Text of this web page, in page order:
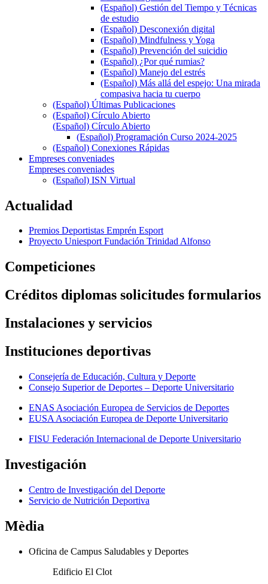
(Español) Gestión del Tiempo y Técnicas
de estudio
(Español) Desconexión digital
(Español) Mindfulness y Yoga
(Español) Prevención del suicidio
(Español) ¿Por qué rumias?
(Español) Manejo del estrés
(Español) Más allá del espejo: Una mirada
compasiva hacia tu cuerpo
(Español) Últimas Publicaciones
(Español) Círculo Abierto
(Español) Círculo Abierto
(Español) Programación Curso 2024-2025
(Español) Conexiones Rápidas
Empreses conveniades
Empreses conveniades
(Español) ISN Virtual
Actualidad
Premios Deportistas Emprén Esport
Proyecto Uniesport Fundación Trinidad Alfonso
Competiciones
Créditos diplomas solicitudes formularios
Instalaciones y servicios
Instituciones deportivas
Consejería de Educación, Cultura y Deporte
Consejo Superior de Deportes – Deporte Universitario
ENAS Asociación Europea de Servicios de Deportes
EUSA Asociación Europea de Deporte Universitario
FISU Federación Internacional de Deporte Universitario
Investigación
Centro de Investigación del Deporte
Servicio de Nutrición Deportiva
Mèdia
Oficina de Campus Saludables y Deportes
Edificio El Clot